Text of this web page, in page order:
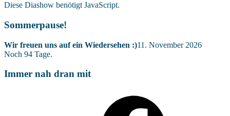
Diese Diashow benötigt JavaScript.
Sommerpause!
Wir freuen uns auf ein Wiedersehen :)11. November 2026
Noch 94 Tage.
Immer nah dran mit